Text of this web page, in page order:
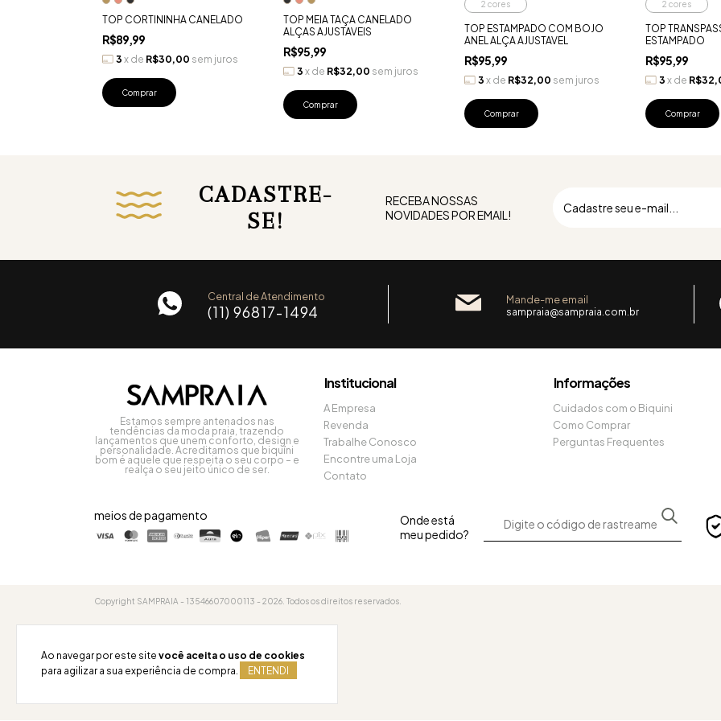
Ao navegar por este site você aceita o uso de cookies
para agilizar a sua experiência de compra.
ENTENDI
TOP CORTININHA CANELADO
R$89,99
3 x de R$30,00 sem juros
Comprar
TOP MEIA TAÇA CANELADO
ALÇAS AJUSTAVEIS
R$95,99
3 x de R$32,00 sem juros
Comprar
2 cores
TOP ESTAMPADO COM BOJO
ANEL ALÇA AJUSTAVEL
R$95,99
3 x de R$32,00 sem juros
Comprar
2 cores
TOP
ESTAMPADO
R$95,99
3 x de
Comprar
CADASTRE-
SE!
RECEBA NOSSAS
NOVIDADES POR EMAIL!
Central de Atendimento
(11) 96817-1494
Mande-me email
sampraia@sampraia.com.br
Estamos sempre antenados nas
tendências da moda praia, trazendo
lançamentos que unem conforto, design e
personalidade. Acreditamos que biquíni
bom é aquele que respeita o seu corpo – e
realça o seu jeito único de ser.
Institucional
A Empresa
Revenda
Trabalhe Conosco
Encontre uma Loja
Contato
Informações
Cuidados com o Biquini
Como Comprar
Perguntas Frequentes
meios de pagamento
Onde está
meu pedido?
Copyright SAMPRAIA - 13546607000113 - 2026. Todos os direitos reservados.